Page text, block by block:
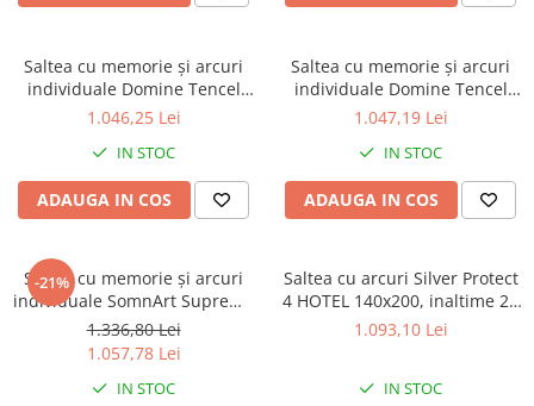
Saltea cu memorie și arcuri
individuale Domine Tencel
Ultra Pocket Multilayer
detașabilă, fermitate medie
1.046,25 Lei
IN STOC
ADAUGA IN COS
Saltea cu memorie și arcuri
individuale Domine Tencel
Ultra Pocket Multilayer
detașabilă, fermitate medie
1.047,19 Lei
IN STOC
ADAUGA IN COS
-21%
Saltea cu memorie și arcuri
individuale SomnArt Supreme
Pocket Multilayer 100x200,
înălțime 24 cm, husă
detașabilă, fermitate medie
1.336,80 Lei
1.057,78 Lei
IN STOC
Saltea cu arcuri Silver Protect
4 HOTEL 140x200, inaltime 25
cm, ortopedica, duritate extra
1.093,10 Lei
IN STOC